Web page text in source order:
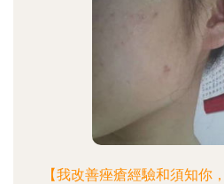
【我改善痤瘡經驗和須知你